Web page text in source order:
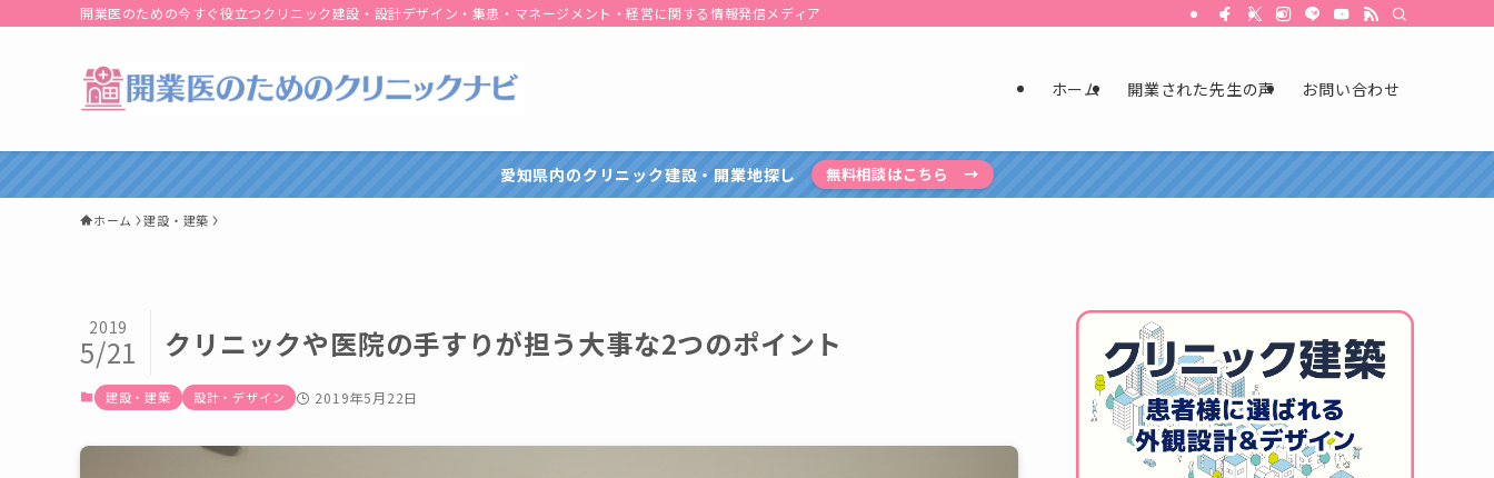
開業医のための今すぐ役立つクリニック建設・設計デザイン・集患・マネージメント・経営に関する情報発信メディア
ホーム 開業された先生の声 お問い合わせ
愛知県内のクリニック建設・開業地探し 無料相談はこちら →
ホーム 建設・建築
クリニックや医院の手すりが担う大事な2つのポイント
2019
5/21
建設・建築 設計・デザイン 2019年5月22日